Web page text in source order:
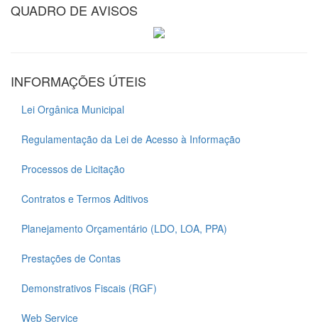
QUADRO DE AVISOS
INFORMAÇÕES ÚTEIS
Lei Orgânica Municipal
Regulamentação da Lei de Acesso à Informação
Processos de Licitação
Contratos e Termos Aditivos
Planejamento Orçamentário (LDO, LOA, PPA)
Prestações de Contas
Demonstrativos Fiscais (RGF)
Web Service